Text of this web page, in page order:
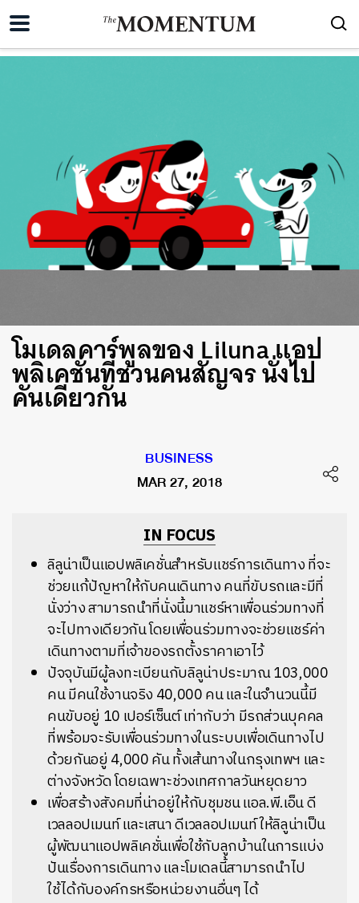
โมเดลคาร์พูลของ Liluna แอป
พลิเคชั่นที่ชวนคนสัญจร นั่งไป
คันเดียวกัน
BUSINESS
MAR 27, 2018
IN FOCUS
ลิลูน่าเป็นแอปพลิเคชั่นสำหรับแชร์การเดินทาง ที่จะ
ช่วยแก้ปัญหาให้กับคนเดินทาง คนที่ขับรถและมีที่
นั่งว่าง สามารถนำที่นั่งนี้มาแชร์หาเพื่อนร่วมทางที่
จะไปทางเดียวกัน โดยเพื่อนร่วมทางจะช่วยแชร์ค่า
เดินทางตามที่เจ้าของรถตั้งราคาเอาไว้
ปัจจุบันมีผู้ลงทะเบียนกับลิลูน่าประมาณ 103,000
คน มีคนใช้งานจริง 40,000 คน และในจำนวนนี้มี
คนขับอยู่ 10 เปอร์เซ็นต์ เท่ากับว่า มีรถส่วนบุคคล
ที่พร้อมจะรับเพื่อนร่วมทางในระบบเพื่อเดินทางไป
ด้วยกันอยู่ 4,000 คัน ทั้งเส้นทางในกรุงเทพฯ และ
ต่างจังหวัด โดยเฉพาะช่วงเทศกาลวันหยุดยาว
เพื่อสร้างสังคมที่น่าอยู่ให้กับชุมชน แอล.พี.เอ็น ดี
เวลลอปเมนท์ และเสนา ดีเวลลอปเมนท์ ให้ลิลูน่าเป็น
ผู้พัฒนาแอปพลิเคชั่นเพื่อใช้กับลูกบ้านในการแบ่ง
ปันเรื่องการเดินทาง และโมเดลนี้สามารถนำไป
ใช้ได้กับองค์กรหรือหน่วยงานอื่นๆ ได้